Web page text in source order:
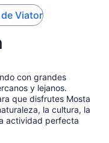
NOT recommend this
for a thing to do at
Viator
con grandes
y lejanos.
que disfrutes Mosta
la cultura, la
actividad perfecta